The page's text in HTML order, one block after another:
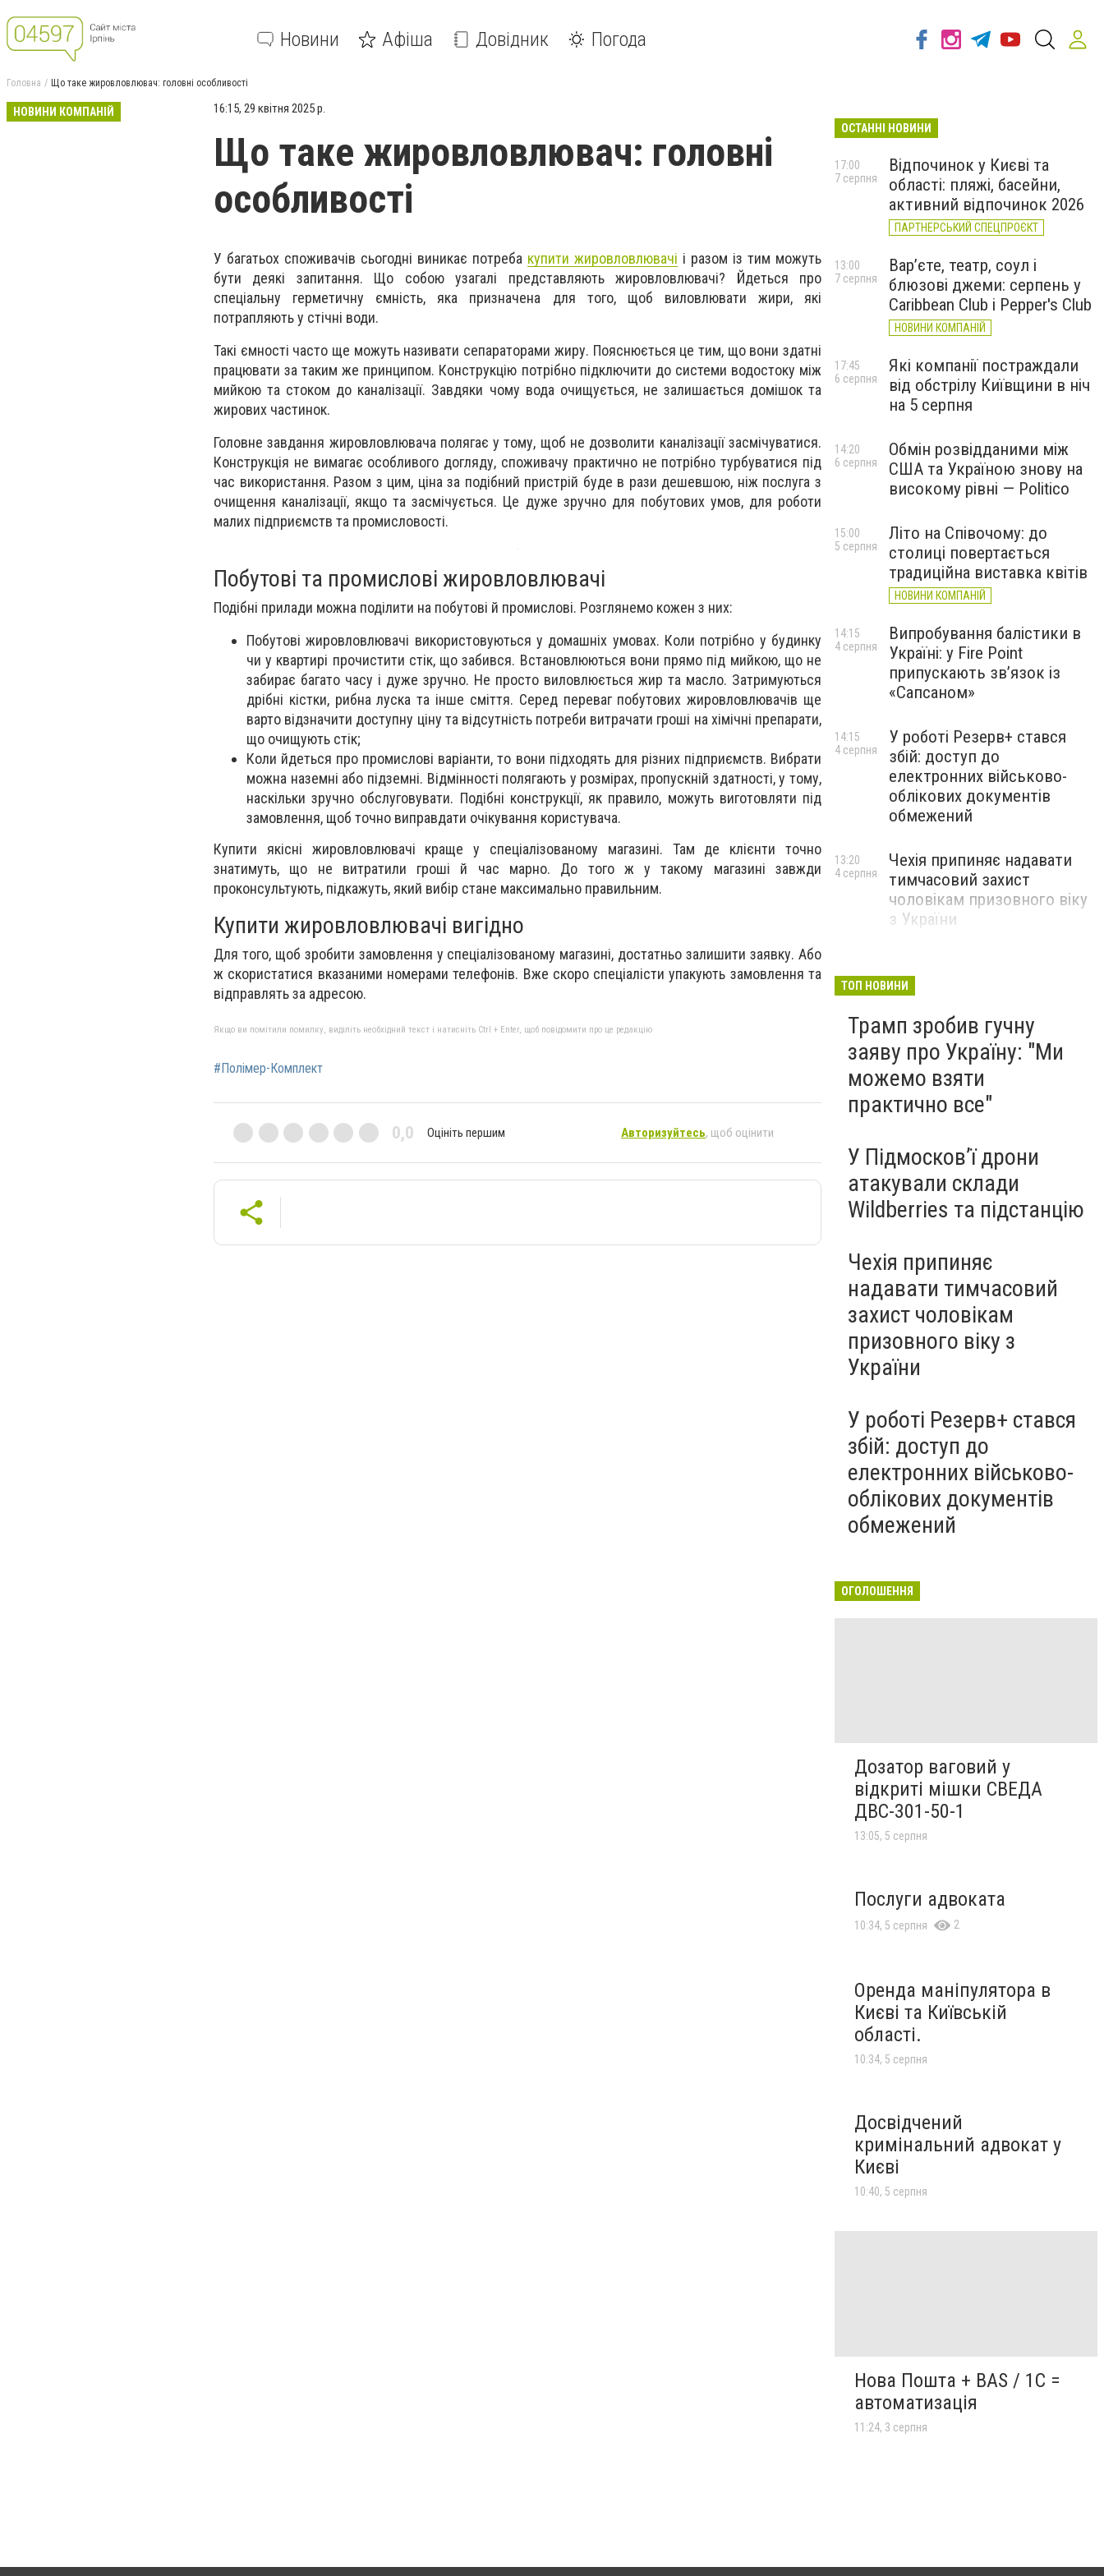
Новини Афіша Довідник Погода
Головна Що таке жировловлювач: головні особливості
НОВИНИ КОМПАНІЙ 16:15, 29 квітня 2025 р.
Що таке жировловлювач: головні
особливості
У багатьох споживачів сьогодні виникає потреба купити жировловлювачі і разом із тим можуть
бути деякі запитання. Що собою узагалі представляють жировловлювачі? Йдеться про
спеціальну герметичну ємність, яка призначена для того, щоб виловлювати жири, які
потрапляють у стічні води.
Такі ємності часто ще можуть називати сепараторами жиру. Пояснюється це тим, що вони здатні
працювати за таким же принципом. Конструкцію потрібно підключити до системи водостоку між
мийкою та стоком до каналізації. Завдяки чому вода очищується, не залишається домішок та
жирових частинок.
Головне завдання жировловлювача полягає у тому, щоб не дозволити каналізації засмічуватися.
Конструкція не вимагає особливого догляду, споживачу практично не потрібно турбуватися під
час використання. Разом з цим, ціна за подібний пристрій буде в рази дешевшою, ніж послуга з
очищення каналізації, якщо та засмічується. Це дуже зручно для побутових умов, для роботи
малих підприємств та промисловості.
Побутові та промислові жировловлювачі
Подібні прилади можна поділити на побутові й промислові. Розглянемо кожен з них:
Побутові жировловлювачі використовуються у домашніх умовах. Коли потрібно у будинку
чи у квартирі прочистити стік, що забився. Встановлюються вони прямо під мийкою, що не
забирає багато часу і дуже зручно. Не просто виловлюється жир та масло. Затримуються
дрібні кістки, рибна луска та інше сміття. Серед переваг побутових жировловлювачів ще
варто відзначити доступну ціну та відсутність потреби витрачати гроші на хімічні препарати,
що очищують стік;
Коли йдеться про промислові варіанти, то вони підходять для різних підприємств. Вибрати
можна наземні або підземні. Відмінності полягають у розмірах, пропускній здатності, у тому,
наскільки зручно обслуговувати. Подібні конструкції, як правило, можуть виготовляти під
замовлення, щоб точно виправдати очікування користувача.
Купити якісні жировловлювачі краще у спеціалізованому магазині. Там де клієнти точно
знатимуть, що не витратили гроші й час марно. До того ж у такому магазині завжди
проконсультують, підкажуть, який вибір стане максимально правильним.
Купити жировловлювачі вигідно
Для того, щоб зробити замовлення у спеціалізованому магазині, достатньо залишити заявку. Або
ж скористатися вказаними номерами телефонів. Вже скоро спеціалісти упакують замовлення та
відправлять за адресою.
Якщо ви помітили помилку, виділіть необхідний текст і натисніть Ctrl + Enter, щоб повідомити про це редакцію
#Полімер-Комплект
0,0 Оцініть першим Авторизуйтесь, щоб оцінити
ОСТАННІ НОВИНИ
Відпочинок у Києві та
області: пляжі, басейни,
активний відпочинок 2026
ПАРТНЕРСЬКИЙ СПЕЦПРОЄКТ
17:00
7 серпня
Вар’єте, театр, соул і
блюзові джеми: серпень у
Caribbean Club і Pepper's Club
НОВИНИ КОМПАНІЙ
13:00
7 серпня
Які компанії постраждали
від обстрілу Київщини в ніч
на 5 серпня
17:45
6 серпня
Обмін розвідданими між
США та Україною знову на
високому рівні — Politico
14:20
6 серпня
Літо на Співочому: до
столиці повертається
традиційна виставка квітів
НОВИНИ КОМПАНІЙ
15:00
5 серпня
Випробування балістики в
Україні: у Fire Point
припускають зв’язок із
«Сапсаном»
14:15
4 серпня
У роботі Резерв+ стався
збій: доступ до
електронних військово-
облікових документів
обмежений
14:15
4 серпня
Чехія припиняє надавати
тимчасовий захист
чоловікам призовного віку
з України
13:20
4 серпня
ТОП НОВИНИ
Трамп зробив гучну
заяву про Україну: "Ми
можемо взяти
практично все"
У Підмосков’ї дрони
атакували склади
Wildberries та підстанцію
Чехія припиняє
надавати тимчасовий
захист чоловікам
призовного віку з
України
У роботі Резерв+ стався
збій: доступ до
електронних військово-
облікових документів
обмежений
ОГОЛОШЕННЯ
Дозатор ваговий у
відкриті мішки СВЕДА
ДВС-301-50-1
13:05, 5 серпня
Послуги адвоката
10:34, 5 серпня 2
Оренда маніпулятора в
Києві та Київській
області.
10:34, 5 серпня
Досвідчений
кримінальний адвокат у
Києві
10:40, 5 серпня
Нова Пошта + BAS / 1C =
автоматизація
11:24, 3 серпня